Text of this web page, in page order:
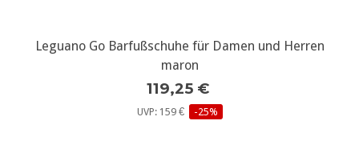
Leguano Go Barfußschuhe für Damen und Herren
maron
119,25 €
UVP: 159 € -25%